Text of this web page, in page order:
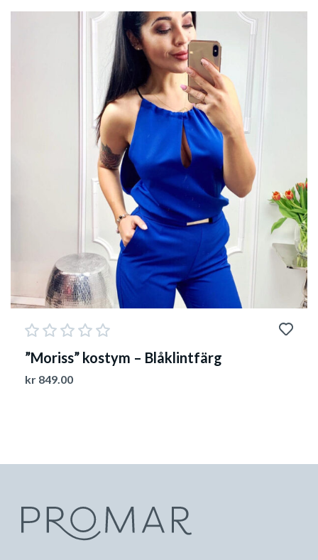
”Moriss” kostym – Blåklintfärg
kr 849.00